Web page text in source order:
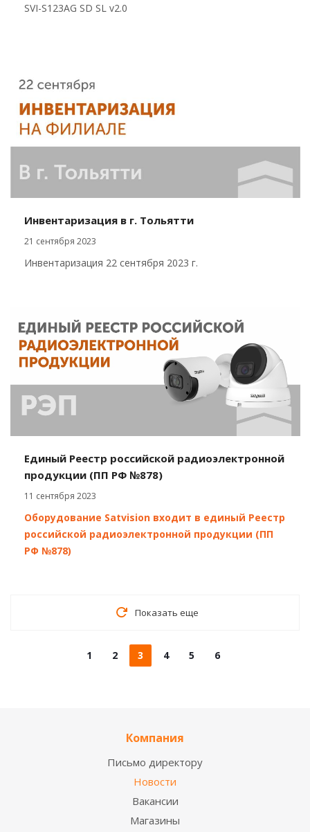
SVI-S123AG SD SL v2.0
Инвентаризация в г. Тольятти
21 сентября 2023
Инвентаризация 22 сентября 2023 г.
Единый Реестр российской радиоэлектронной
продукции (ПП РФ №878)
11 сентября 2023
Оборудование Satvision входит в единый Реестр
российской радиоэлектронной продукции (ПП
РФ №878)
Показать еще
1 2 3 4 5 6
Компания
Письмо директору
Новости
Вакансии
Магазины